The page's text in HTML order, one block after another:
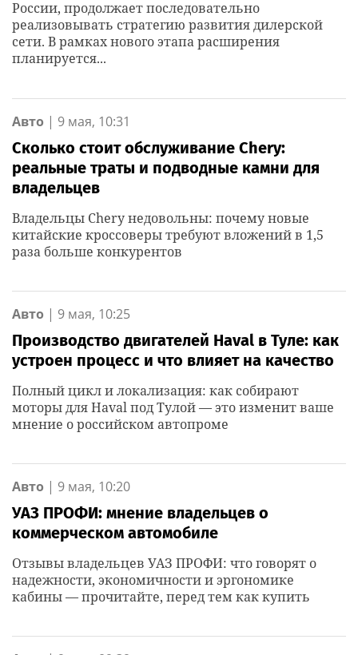
России, продолжает последовательно
реализовывать стратегию развития дилерской
сети. В рамках нового этапа расширения
планируется...
Авто | 9 мая, 10:31
Сколько стоит обслуживание Chery:
реальные траты и подводные камни для
владельцев
Владельцы Chery недовольны: почему новые
китайские кроссоверы требуют вложений в 1,5
раза больше конкурентов
Авто | 9 мая, 10:25
Производство двигателей Haval в Туле: как
устроен процесс и что влияет на качество
Полный цикл и локализация: как собирают
моторы для Haval под Тулой — это изменит ваше
мнение о российском автопроме
Авто | 9 мая, 10:20
УАЗ ПРОФИ: мнение владельцев о
коммерческом автомобиле
Отзывы владельцев УАЗ ПРОФИ: что говорят о
надежности, экономичности и эргономике
кабины — прочитайте, перед тем как купить